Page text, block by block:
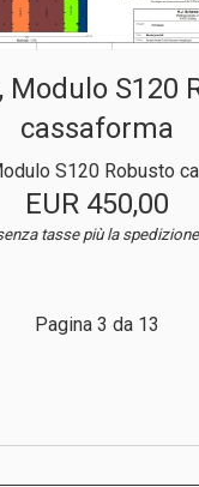
Modulo S120
cassaforma
S120 Robusto
EUR 450,00
tasse più la spedizione
Pagina precedente
Pagina 3 da 13